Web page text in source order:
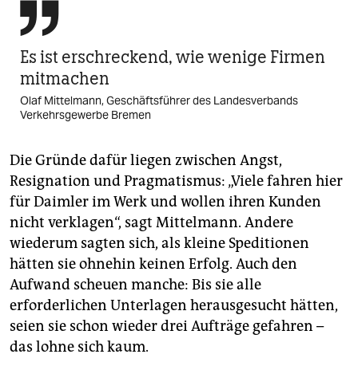

Es ist erschreckend, wie wenige Firmen
mitmachen
Olaf Mittelmann, Geschäftsführer des Landesverbands
Verkehrsgewerbe Bremen
Die Gründe dafür liegen zwischen Angst,
Resignation und Pragmatismus: „Viele fahren hier
für Daimler im Werk und wollen ihren Kunden
nicht verklagen“, sagt Mittelmann. Andere
wiederum sagten sich, als kleine Speditionen
hätten sie ohnehin keinen Erfolg. Auch den
Aufwand scheuen manche: Bis sie alle
erforderlichen Unterlagen herausgesucht hätten,
seien sie schon wieder drei Aufträge gefahren –
das lohne sich kaum.